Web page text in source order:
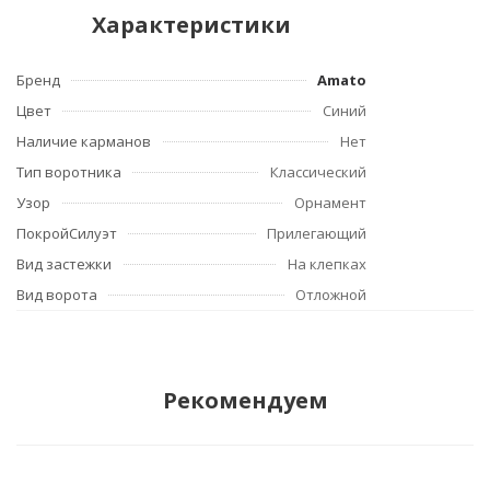
Характеристики
Бренд
Amato
Цвет
Синий
Наличие карманов
Нет
Тип воротника
Классический
Узор
Орнамент
ПокройСилуэт
Прилегающий
Вид застежки
На клепках
Вид ворота
Отложной
Рекомендуем